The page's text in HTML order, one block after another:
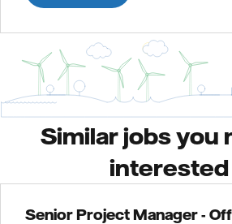
Similar jobs you
interested
Senior Project Manager -